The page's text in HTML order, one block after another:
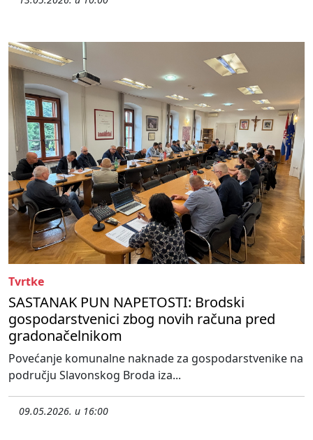
Tvrtke
SASTANAK PUN NAPETOSTI: Brodski
gospodarstvenici zbog novih računa pred
gradonačelnikom
Povećanje komunalne naknade za gospodarstvenike na
području Slavonskog Broda iza...
09.05.2026. u 16:00